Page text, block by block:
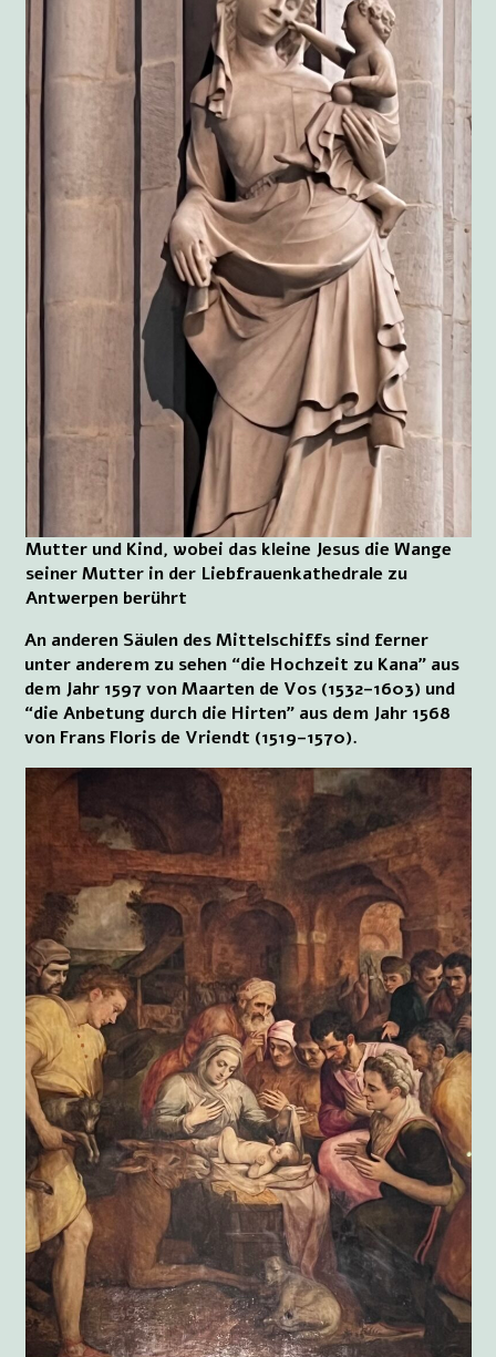
Mutter und Kind, wobei das kleine Jesus die Wange
seiner Mutter in der Liebfrauenkathedrale zu
Antwerpen berührt
An anderen Säulen des Mittelschiffs sind ferner
unter anderem zu sehen “die Hochzeit zu Kana” aus
dem Jahr 1597 von Maarten de Vos (1532–1603) und
“die Anbetung durch die Hirten” aus dem Jahr 1568
von Frans Floris de Vriendt (1519–1570).